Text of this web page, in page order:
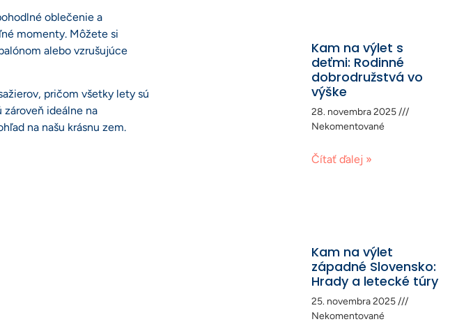
oblečenie a
momenty. Môžete si
alebo vzrušujúce
pričom všetky lety sú
ideálne na
na našu krásnu zem.
Kam na výlet s
deťmi: Rodinné
dobrodružstvá vo
výške
28. novembra 2025
Nekomentované
Čítať ďalej »
Kam na výlet
západné Slovensko:
Hrady a letecké túry
25. novembra 2025
Nekomentované